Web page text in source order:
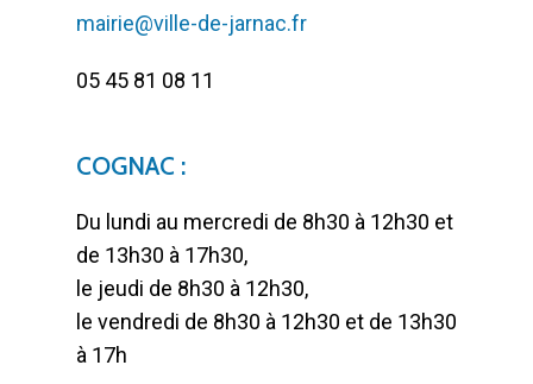
mairie@ville-de-jarnac.fr
05 45 81 08 11
COGNAC :
Du lundi au mercredi de 8h30 à 12h30 et
de 13h30 à 17h30,
le jeudi de 8h30 à 12h30,
le vendredi de 8h30 à 12h30 et de 13h30
à 17h